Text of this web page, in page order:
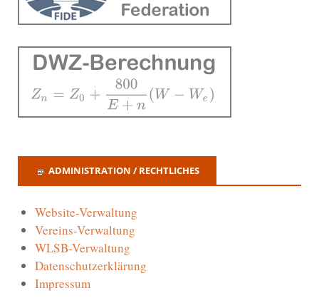
ADMINISTRATION / RECHTLICHES
Website-Verwaltung
Vereins-Verwaltung
WLSB-Verwaltung
Datenschutzerklärung
Impressum